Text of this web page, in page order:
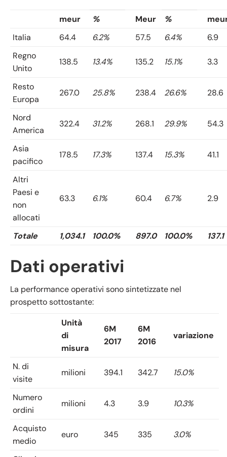
meur % Meur %
Italia
64.4 6.2% 57.5 6.4%
6.9
Regno
Unito
138.5 13.4% 135.2 15.1% 3.3
Resto
Europa
267.0 25.8% 238.4 26.6% 28.6
Nord
America
322.4 31.2% 268.1 29.9% 54.3
Asia
pacifico
178.5 17.3% 137.4 15.3% 41.1
Altri
Paesi e
non
allocati
63.3 6.1% 60.4 6.7% 2.9
Totale 1,034.1 100.0% 897.0 100.0% 137.1
Dati operativi
La performance operativi sono sintetizzate nel
prospetto sottostante:
Unità
di
misura
6M
2017
6M
2016
variazione
N. di
visite
milioni 394.1 342.7 15.0%
Numero
ordini
milioni 4.3 3.9 10.3%
Acquisto
medio
euro 345 335 3.0%